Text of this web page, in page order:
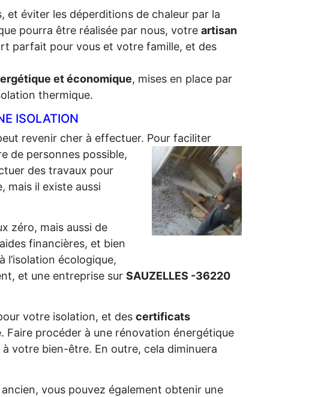
et éviter les déperditions de chaleur par la
pourra être réalisée par nous, votre artisan
parfait pour vous et votre famille, et des
et économique, mises en place par
thermique.
ISOLATION
revenir cher à effectuer. Pour faciliter
de personnes possible,
des travaux pour
mais il existe aussi
zéro, mais aussi de
financières, et bien
l’isolation écologique,
et une entreprise sur SAUZELLES -36220
votre isolation, et des certificats
Faire procéder à une rénovation énergétique
votre bien-être. En outre, cela diminuera
vous pouvez également obtenir une